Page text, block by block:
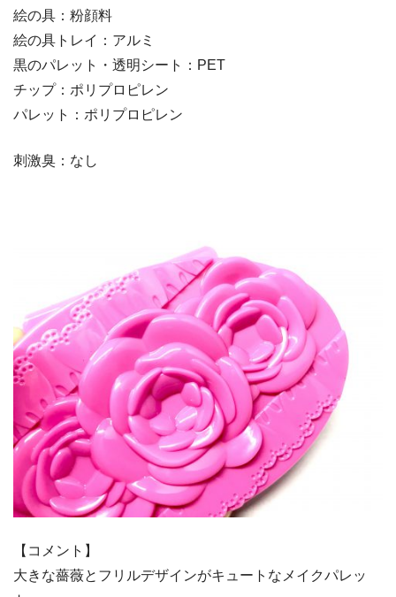
絵の具：粉顔料
絵の具トレイ：アルミ
黒のパレット・透明シート：PET
チップ：ポリプロピレン
パレット：ポリプロピレン
刺激臭：なし
【コメント】
大きな薔薇とフリルデザインがキュートなメイクパレッ